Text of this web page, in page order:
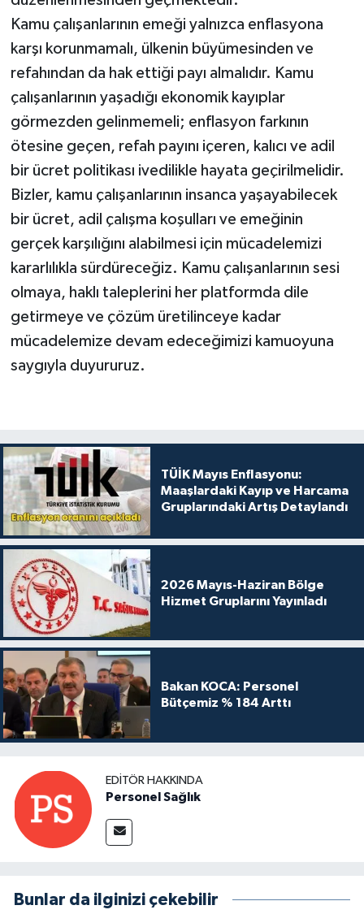
Kamu çalışanlarının emeği yalnızca enflasyona
karşı korunmamalı, ülkenin büyümesinden ve
refahından da hak ettiği payı almalıdır. Kamu
çalışanlarının yaşadığı ekonomik kayıplar
görmezden gelinmemeli; enflasyon farkının
ötesine geçen, refah payını içeren, kalıcı ve adil
bir ücret politikası ivedilikle hayata geçirilmelidir.
Bizler, kamu çalışanlarının insanca yaşayabilecek
bir ücret, adil çalışma koşulları ve emeğinin
gerçek karşılığını alabilmesi için mücadelemizi
kararlılıkla sürdüreceğiz. Kamu çalışanlarının sesi
olmaya, haklı taleplerini her platformda dile
getirmeye ve çözüm üretilinceye kadar
mücadelemize devam edeceğimizi kamuoyuna
saygıyla duyururuz.
TÜİK Mayıs Enflasyonu:
Maaşlardaki Kayıp ve Harcama
Gruplarındaki Artış Detaylandı
2026 Mayıs-Haziran Bölge
Hizmet Gruplarını Yayınladı
Bakan KOCA: Personel
Bütçemiz % 184 Arttı
EDITÖR HAKKINDA
Personel Sağlık
Bunlar da ilginizi çekebilir